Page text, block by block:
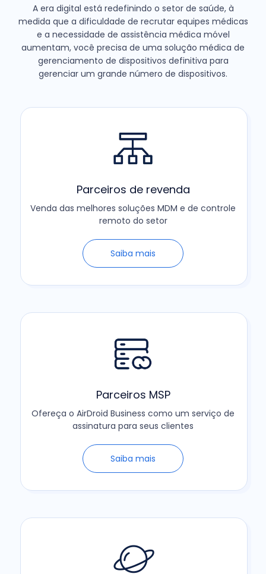
A era digital está redefinindo o setor de saúde, à
medida que a dificuldade de recrutar equipes médicas
e a necessidade de assistência médica móvel
aumentam, você precisa de uma solução médica de
gerenciamento de dispositivos definitiva para
gerenciar um grande número de dispositivos.
Parceiros de revenda
Venda das melhores soluções MDM e de controle
remoto do setor
Saiba mais
Parceiros MSP
Ofereça o AirDroid Business como um serviço de
assinatura para seus clientes
Saiba mais